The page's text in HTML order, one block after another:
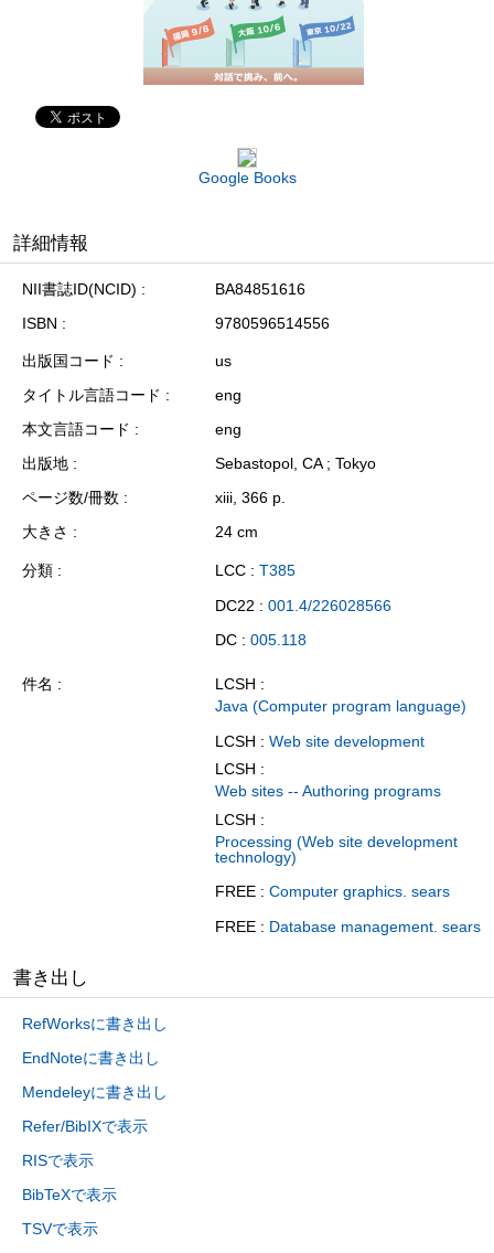
Google Books
詳細情報
NII書誌ID(NCID)
BA84851616
ISBN
9780596514556
出版国コード
us
タイトル言語コード
eng
本文言語コード
eng
出版地
Sebastopol, CA ; Tokyo
ページ数/冊数
xiii, 366 p.
大きさ
24 cm
分類 LCC : T385
DC22 : 001.4/226028566
DC : 005.118
件名
LCSH :
Java (Computer program language)
LCSH : Web site development
LCSH :
Web sites -- Authoring programs
LCSH :
Processing (Web site development
technology)
FREE : Computer graphics. sears
FREE : Database management. sears
書き出し
RefWorksに書き出し
EndNoteに書き出し
Mendeleyに書き出し
Refer/BibIXで表示
RISで表示
BibTeXで表示
TSVで表示